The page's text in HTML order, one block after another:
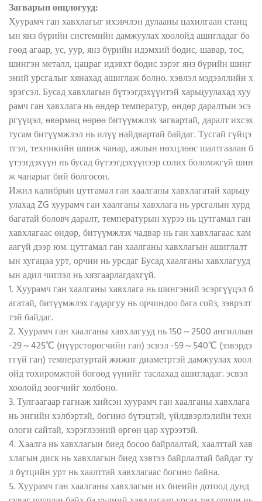
Загварын онцлогууд:
Хуурамч ган хавхлагыг ихэвчлэн дулааны цахилгаан станц
ын янз бүрийн системийн дамжуулах хоолойд ашигладаг бө
гөөд агаар, ус, уур, янз бүрийн идэмхий бодис, шавар, тос,
шингэн металл, цацраг идэвхт бодис зэрэг янз бүрийн шинг
эний урсгалыг хянахад ашиглаж болно. хэвлэл мэдээллийн х
эрэгсэл. Бусад хавхлагын бүтээгдэхүүнтэй харьцуулахад хуу
рамч ган хавхлага нь өндөр температур, өндөр даралтын эсэ
ргүүцэл, өвөрмөц өөрөө битүүмжлэх загвартай, даралт ихсэх
тусам битүүмжлэл нь илүү найдвартай байдаг. Тусгай гүйцэ
тгэл, техникийн шинж чанар, ажлын нөхцлөөс шалтгаалан б
үтээгдэхүүн нь бусад бүтээгдэхүүнээр солих боломжгүй шин
ж чанарыг бий болгосон.
Ижил калибрын цутгамал ган хаалганы хавхлагатай харьцу
улахад ZG хуурамч ган хаалганы хавхлага нь урсгалын хурд
багатай боловч даралт, температурын хүрээ нь цутгамал ган
хавхлагаас өндөр, битүүмжлэх чадвар нь ган хавхлагаас хам
аагүй дээр юм. цутгамал ган хаалганы хавхлагын ашиглалт
ын хугацаа урт, орчин нь урсдаг Бусад хаалганы хавхлагууд
ын адил чиглэл нь хязгаарлагдахгүй.
1. Хуурамч ган хаалганы хавхлага нь шингэний эсэргүүцэл б
агатай, битүүмжлэх гадаргуу нь орчиндоо бага сойз, зэврэлт
тэй байдаг.
2. Хуурамч ган хаалганы хавхлагууд нь 150～2500 ангиллын
-29～425℃ (нүүрстөрөгчийн ган) эсвэл -59～540℃ (зэвэрдэ
ггүй ган) температуртай жижиг диаметртэй дамжуулах хоол
ойд тохиромжтой бөгөөд үүнийг таслахад ашигладаг. эсвэл
хоолойд зөөгчийг холбоно.
3. Тулгаагаар гагнаж хийсэн хуурамч ган хаалганы хавхлага
нь энгийн хэлбэртэй, богино бүтэцтэй, үйлдвэрлэлийн техн
ологи сайтай, хэрэглээний өргөн цар хүрээтэй.
4. Хаалга нь хавхлагын биед босоо байрлалтай, хаалттай хав
хлагын диск нь хавхлагын биед хэвтээ байрлалтай байдаг ту
л бүтцийн урт нь хаалттай хавхлагаас богино байна.
5. Хуурамч ган хаалганы хавхлагын их биеийн дотоод дунд